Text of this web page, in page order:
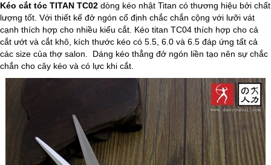
Kéo cắt tóc TITAN TC02 dòng kéo nhật Titan có thương hiệu bởi chất
lượng tốt . Với thiết kế đở ngón cố định chắc chắn cộng với lưỡi vát
cạnh thích hợp cho nhiều kiểu cắt. Kéo titan TC04 thích hợp cho cả
cắt ướt và cắt khô, kích thước kéo có 5.5, 6.0 và 6.5 đáp ứng tất cả
các size của thợ salon. Dáng kéo thẳng đở ngón liền tạo nên sự chắc
chắn cho cây kéo và có lực khi cắt.